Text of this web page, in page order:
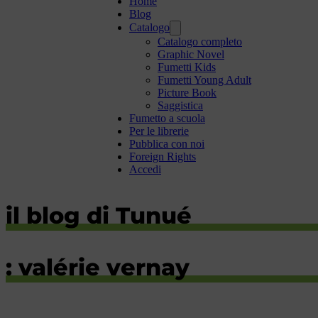
Blog
Catalogo
Catalogo completo
Graphic Novel
Fumetti Kids
Fumetti Young Adult
Picture Book
Saggistica
Fumetto a scuola
Per le librerie
Pubblica con noi
Foreign Rights
Accedi
il blog di Tunué
: valérie vernay